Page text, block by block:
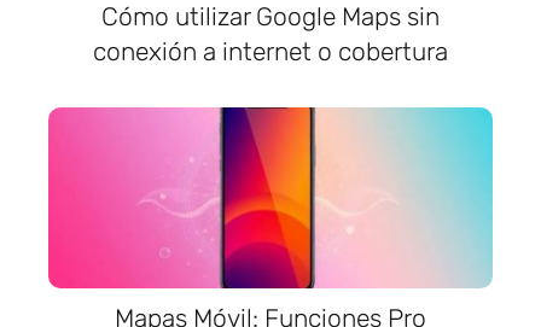
Cómo utilizar Google Maps sin
conexión a internet o cobertura
Mapas Móvil: Funciones Pro